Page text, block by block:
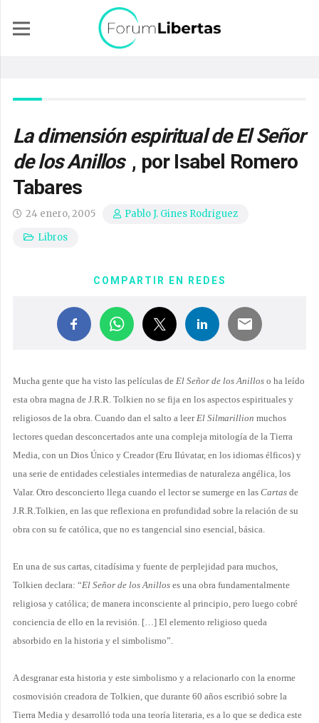
La dimensión espiritual de El Señor
de los Anillos , por Isabel Romero
Tabares
24 enero, 2005
Pablo J. Gines Rodriguez
Libros
COMPARTIR EN REDES
Mucha gente que ha visto las películas de El Señor de los Anillos o ha leído
esta obra magna de J.R.R. Tolkien no se fija en los aspectos espirituales y
religiosos de la obra. Cuando dan el salto a leerEl Silmarillion muchos
lectores quedan desconcertados ante una compleja mitología de la Tierra
Media, con un Dios Único y Creador (Eru Ilúvatar, en los idiomas élficos) y
una serie de entidades celestiales intermedias de naturaleza angélica, los
Valar. Otro desconcierto llega cuando el lector se sumerge en las Cartas de
J.R.R.Tolkien, en las que reflexiona en profundidad sobre la relación de su
obra con su fe católica, que no es tangencial sino esencial, básica.
En una de sus cartas, citadísima y fuente de perplejidad para muchos,
Tolkien declara: “El Señor de los Anillos es una obra fundamentalmente
religiosa y católica; de manera inconsciente al principio, pero luego cobré
conciencia de ello en la revisión. […] El elemento religioso queda
absorbido en la historia y el simbolismo”.
A desgranar esta historia y este simbolismo y a relacionarlo con la enorme
cosmovisión creadora de Tolkien, que durante 60 años escribió sobre la
Tierra Media y desarrolló toda una teoría literaria, es a lo que se dedica este